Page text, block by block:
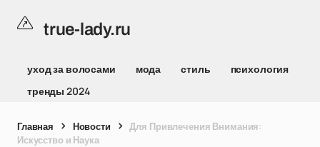
true-lady.ru
уход за волосами мода стиль
психология
тренды 2024
Главная Новости
Для Привлечения Внимания:
Искусство и Наука